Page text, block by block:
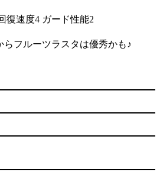
復速度4 ガード性能2
フルーツラスタは優秀かも♪